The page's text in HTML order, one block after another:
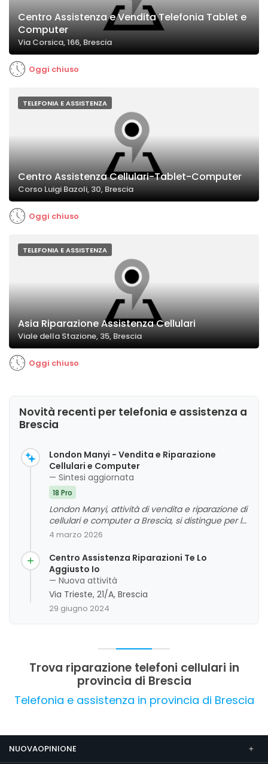
Centro Assistenza e Vendita Telefonia Tablet e
Computer
Via Corsica, 166, Brescia
Oggi chiuso
TELEFONIA E ASSISTENZA
Centro Assistenza Cellulari-Tablet-Computer
Corso Luigi Bazoli, 30, Brescia
Oggi chiuso
TELEFONIA E ASSISTENZA
Asia Riparazione Assistenza Cellulari
Viale della Stazione, 35, Brescia
Oggi chiuso
Novità recenti per telefonia e assistenza a
Brescia
London Manyi - Vendita e Riparazione
Cellulari e Computer
— Sintesi aggiornata
18 Pro
London Manyi, attività di vendita e riparazione di
cellulari e computer a Brescia, si distingue per la
competenza tecnica e la disponibilità del
qualità. La clientela apprezza la professionalità,
la cortesia e l'efficienza del servizio, oltre alla
facilità di accesso e alle occasioni di acquisto di
dispositivi usati. L'opinione complessiva è molto
positiva, con un forte valore aggiunto
rappresentato dalla rapidità e dalla competenza
4 marzo 2026
Centro Assistenza Riparazioni Te Lo
Aggiusto Io
— Nuova attività
Via Trieste, 21/A, Brescia
29 giugno 2024
Trova riparazione telefoni cellulari in
provincia di Brescia
Telefonia e assistenza in provincia di Brescia
NUOVAOPINIONE